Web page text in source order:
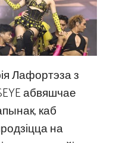
Лафортэза з
абвяшчае
каб
на